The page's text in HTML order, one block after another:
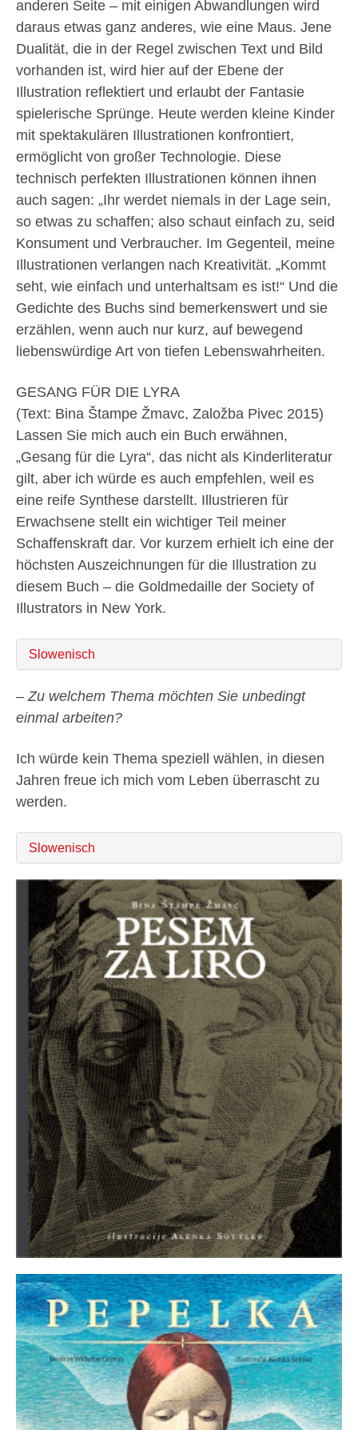
anderen Seite – mit einigen Abwandlungen wird
daraus etwas ganz anderes, wie eine Maus. Jene
Dualität, die in der Regel zwischen Text und Bild
vorhanden ist, wird hier auf der Ebene der
Illustration reflektiert und erlaubt der Fantasie
spielerische Sprünge. Heute werden kleine Kinder
mit spektakulären Illustrationen konfrontiert,
ermöglicht von großer Technologie. Diese
technisch perfekten Illustrationen können ihnen
auch sagen: „Ihr werdet niemals in der Lage sein,
so etwas zu schaffen; also schaut einfach zu, seid
Konsument und Verbraucher. Im Gegenteil, meine
Illustrationen verlangen nach Kreativität. „Kommt
seht, wie einfach und unterhaltsam es ist!“ Und die
Gedichte des Buchs sind bemerkenswert und sie
erzählen, wenn auch nur kurz, auf bewegend
liebenswürdige Art von tiefen Lebenswahrheiten.
GESANG FÜR DIE LYRA
(Text: Bina Štampe Žmavc, Založba Pivec 2015)
Lassen Sie mich auch ein Buch erwähnen,
„Gesang für die Lyra“, das nicht als Kinderliteratur
gilt, aber ich würde es auch empfehlen, weil es
eine reife Synthese darstellt. Illustrieren für
Erwachsene stellt ein wichtiger Teil meiner
Schaffenskraft dar. Vor kurzem erhielt ich eine der
höchsten Auszeichnungen für die Illustration zu
diesem Buch – die Goldmedaille der Society of
Illustrators in New York.
Slowenisch
– Zu welchem Thema möchten Sie unbedingt
einmal arbeiten?
Ich würde kein Thema speziell wählen, in diesen
Jahren freue ich mich vom Leben überrascht zu
werden.
Slowenisch